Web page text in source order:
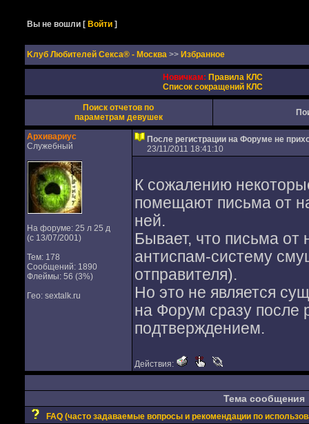
Вы не вошли [Войти ]
Kлуб Любителей Секса® - Москва >> Избранное
Новичкам: Правила КЛС
Список сокращений КЛС
Поиск отчетов по
параметрам девушек
Архивариус
Служебный
На форуме: 25 л 25 д
(с 13/07/2001)
Тем: 178
Сообщений: 1890
Флеймы: 56 (3%)
Гео: sextalk.ru
После регистрации на Форуме не
23/11/2011 18:41:10
К сожалению
помещают письма от
ней.
Бывает, что письма от
антиспам-систему
отправителя).
Но это не является
на Форум сразу после
подтверждением.
Действия:
Тема сообщения
FAQ (часто задаваемые вопросы и рекомендации по